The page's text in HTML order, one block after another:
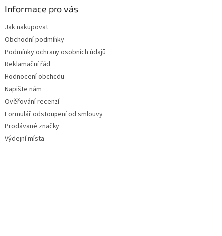
Informace pro vás
Jak nakupovat
Obchodní podmínky
Podmínky ochrany osobních údajů
Reklamační řád
Hodnocení obchodu
Napište nám
Ověřování recenzí
Formulář odstoupení od smlouvy
Prodávané značky
Výdejní místa